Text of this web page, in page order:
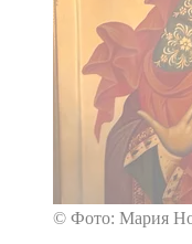
© Фото: Мария